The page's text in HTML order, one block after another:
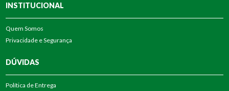
INSTITUCIONAL
Quem Somos
Privacidade e Segurança
DÚVIDAS
Política de Entrega